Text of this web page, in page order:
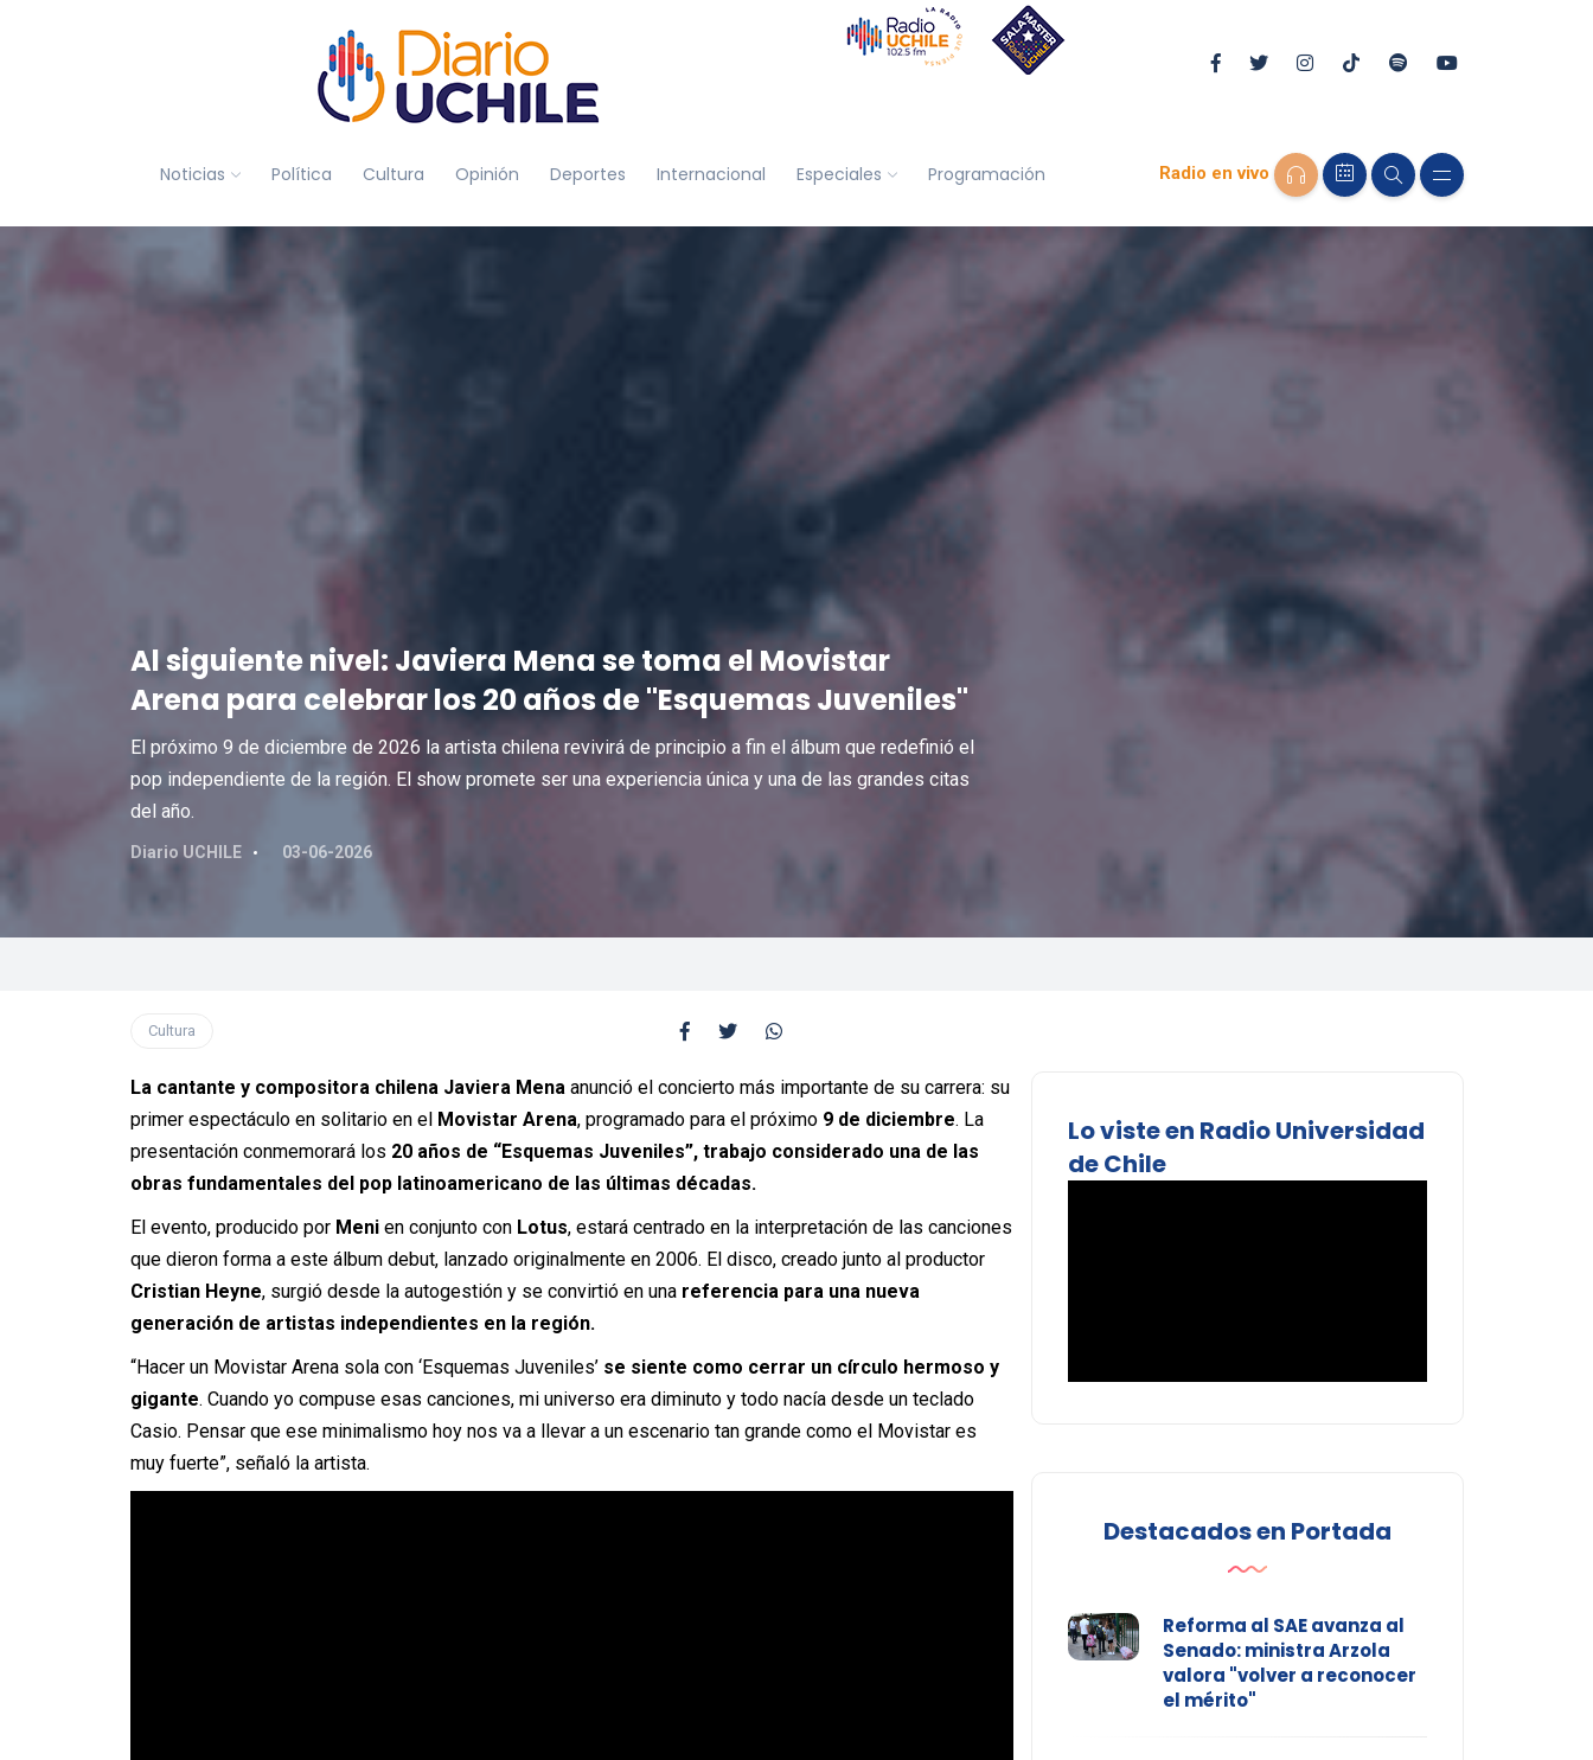
Noticias Política Cultura Opinión Deportes Internacional Especiales Programación Radio en vivo
Al siguiente nivel: Javiera Mena se toma el Movistar
Arena para celebrar los 20 años de "Esquemas Juveniles"
El próximo 9 de diciembre de 2026 la artista chilena revivirá de principio a fin el álbum que redefinió el
pop independiente de la región. El show promete ser una experiencia única y una de las grandes citas
del año.
Diario UCHILE 03-06-2026
Cultura
La cantante y compositora chilena Javiera Menaanunció el concierto más importante de su carrera: su
primer espectáculo en solitario en el Movistar Arena, programado para el próximo 9 de diciembre. La
presentación conmemorará los 20 años de “Esquemas Juveniles”, trabajo considerado una de las
obras fundamentales del pop latinoamericano de las últimas décadas.
El evento, producido por Menien conjunto con Lotus, estará centrado en la interpretación de las canciones
que dieron forma a este álbum debut, lanzado originalmente en 2006. El disco, creado junto al productor
Cristian Heyne, surgió desde la autogestión y se convirtió en una referencia para una nueva
generación de artistas independientes en la región.
“Hacer un Movistar Arena sola con ‘Esquemas Juveniles’ se siente como cerrar un círculo hermoso y
gigante. Cuando yo compuse esas canciones, mi universo era diminuto y todo nacía desde un teclado
Casio. Pensar que ese minimalismo hoy nos va a llevar a un escenario tan grande como el Movistar es
muy fuerte”, señaló la artista.
Lo viste en Radio Universidad
de Chile
Destacados en Portada
Reforma al SAE avanza al
Senado: ministra Arzola
valora "volver a reconocer
el mérito"